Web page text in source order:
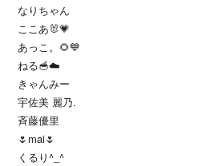
なりちゃん
ここあ🐰💗
あっこ。🌻💙
ねる🥣☁️
きゃんみー
宇佐美 麗乃.
斉藤優里
🌷mai🌷
くるり^_^